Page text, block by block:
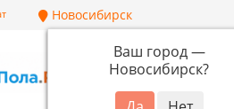
Новосибирск
Ваш город —
Новосибирск?
Каталог